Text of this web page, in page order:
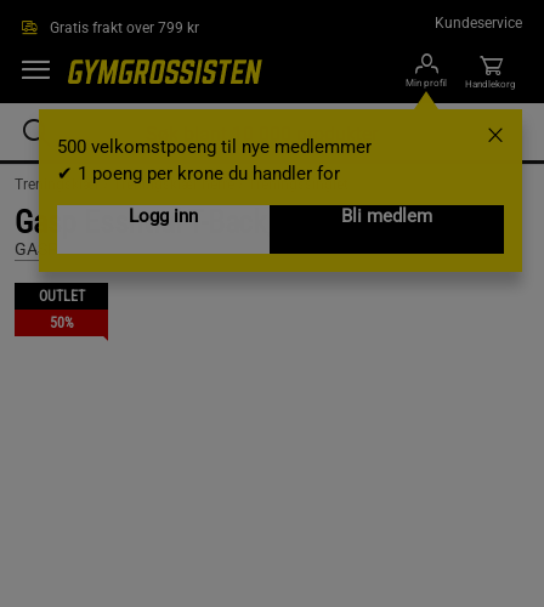
Gratis frakt over 799 kr Kundeservice
Min profil
500 velkomstpoeng til nye medlemmer
✔ 1 poeng per krone du handler for
Logg inn
Bli medlem
Handlekorg
Treningsklær / Treningsklær herre / Treningssinglet
Gasp Essntial T-Back, Maroon, S
GASP
OUTLET
50%